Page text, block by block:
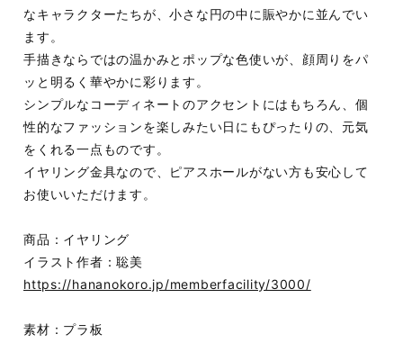
なキャラクターたちが、小さな円の中に賑やかに並んでい
ます。
手描きならではの温かみとポップな色使いが、顔周りをパ
ッと明るく華やかに彩ります。
シンプルなコーディネートのアクセントにはもちろん、個
性的なファッションを楽しみたい日にもぴったりの、元気
をくれる一点ものです。
イヤリング金具なので、ピアスホールがない方も安心して
お使いいただけます。
商品：イヤリング
イラスト作者：聡美
https://hananokoro.jp/memberfacility/3000/
素材：プラ板